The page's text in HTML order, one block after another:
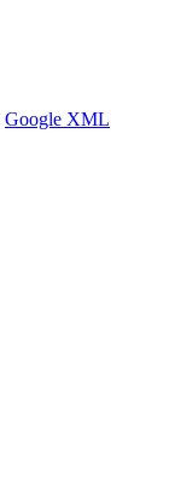
Google XML